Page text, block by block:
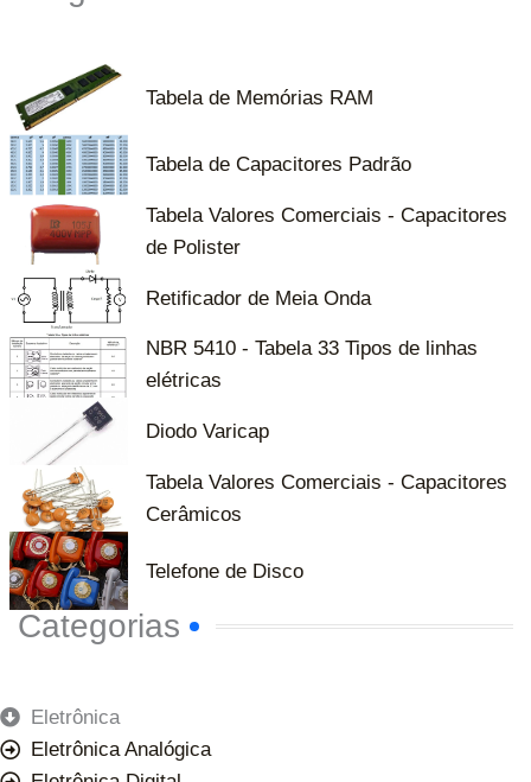
Tabela de Memórias RAM
Tabela de Capacitores Padrão
Tabela Valores Comerciais - Capacitores
de Polister
Retificador de Meia Onda
NBR 5410 - Tabela 33 Tipos de linhas
elétricas
Diodo Varicap
Tabela Valores Comerciais - Capacitores
Cerâmicos
Telefone de Disco
Categorias
Eletrônica
Eletrônica Analógica